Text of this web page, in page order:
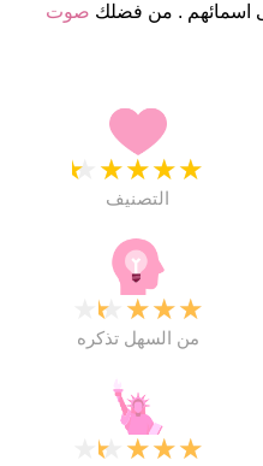
صوت
★
★
★
★
★
التصنيف
★
★
★
★
من السهل تذكره
★
★
★
★